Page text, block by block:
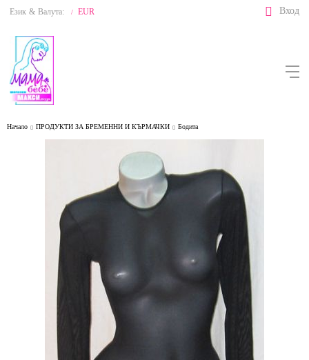
Език & Валута: / EUR Вход
Начало ПРОДУКТИ ЗА БРЕМЕННИ И КЪРМАЧКИ Бодита